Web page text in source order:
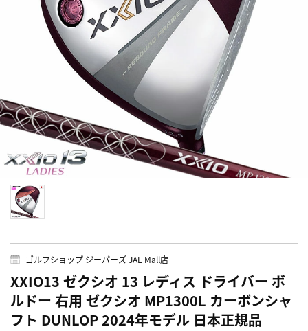
ゴルフショップ ジーパーズ JAL Mall店
XXIO13 ゼクシオ 13 レディス ドライバー ボ
ルドー 右用 ゼクシオ MP1300L カーボンシャ
フト DUNLOP 2024年モデル 日本正規品